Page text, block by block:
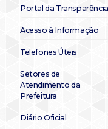
Portal da Transparência
Acesso à Informação
Telefones Úteis
Setores de
Atendimento da
Prefeitura
Diário Oficial